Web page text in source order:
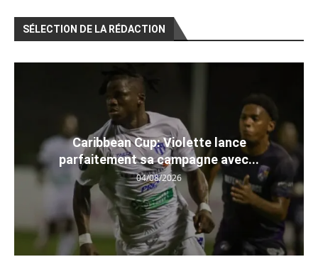
SÉLECTION DE LA RÉDACTION
Caribbean Cup: Violette lance
parfaitement sa campagne avec...
04/08/2026